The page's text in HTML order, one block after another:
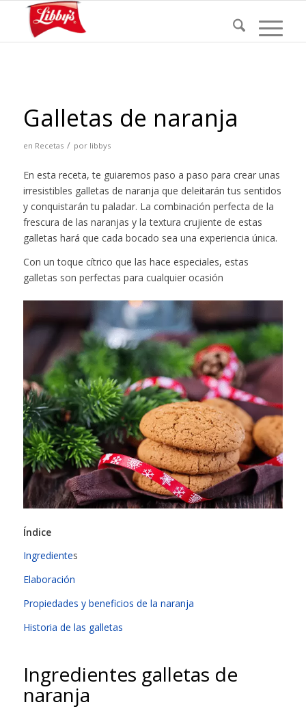
Galletas de naranja
en Recetas / por libbys
En esta receta, te guiaremos paso a paso para crear unas
irresistibles galletas de naranja que deleitarán tus sentidos
y conquistarán tu paladar. La combinación perfecta de la
frescura de las naranjas y la textura crujiente de estas
galletas hará que cada bocado sea una experiencia única.
Con un toque cítrico que las hace especiales, estas
galletas son perfectas para cualquier ocasión
Índice
Ingredientes
Elaboración
Propiedades y beneficios de la naranja
Historia de las galletas
Ingredientes galletas de
naranja